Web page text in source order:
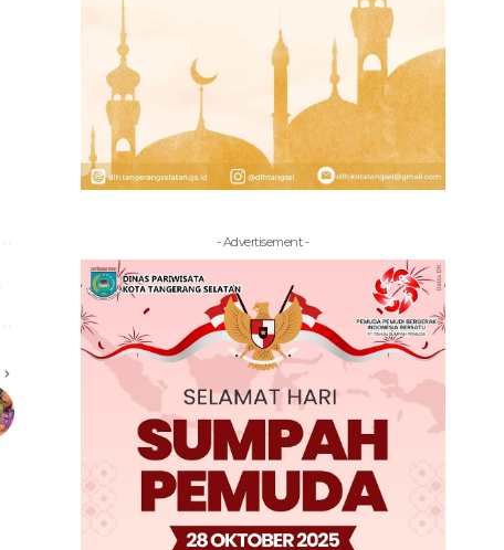
- Advertisement -